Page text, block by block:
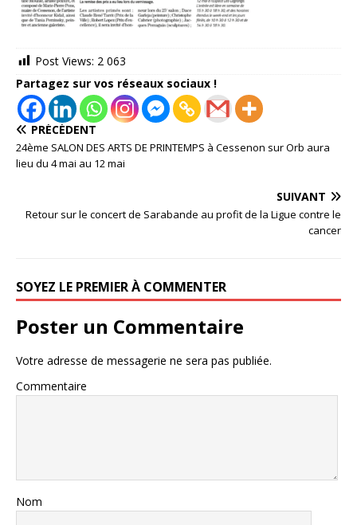
Post Views: 2 063
Partagez sur vos réseaux sociaux !
PRÉCÉDENT
24ème SALON DES ARTS DE PRINTEMPS à Cessenon sur Orb aura
lieu du 4 mai au 12 mai
SUIVANT
Retour sur le concert de Sarabande au profit de la Ligue contre le
cancer
SOYEZ LE PREMIER À COMMENTER
Poster un Commentaire
Votre adresse de messagerie ne sera pas publiée.
Commentaire
Nom